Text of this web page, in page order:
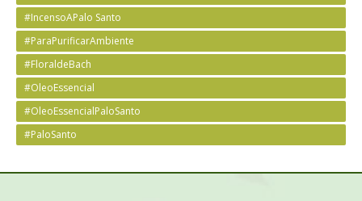
#IncensoAPalo Santo
#ParaPurificarAmbiente
#FloraldeBach
#OleoEssencial
#OleoEssencialPaloSanto
#PaloSanto